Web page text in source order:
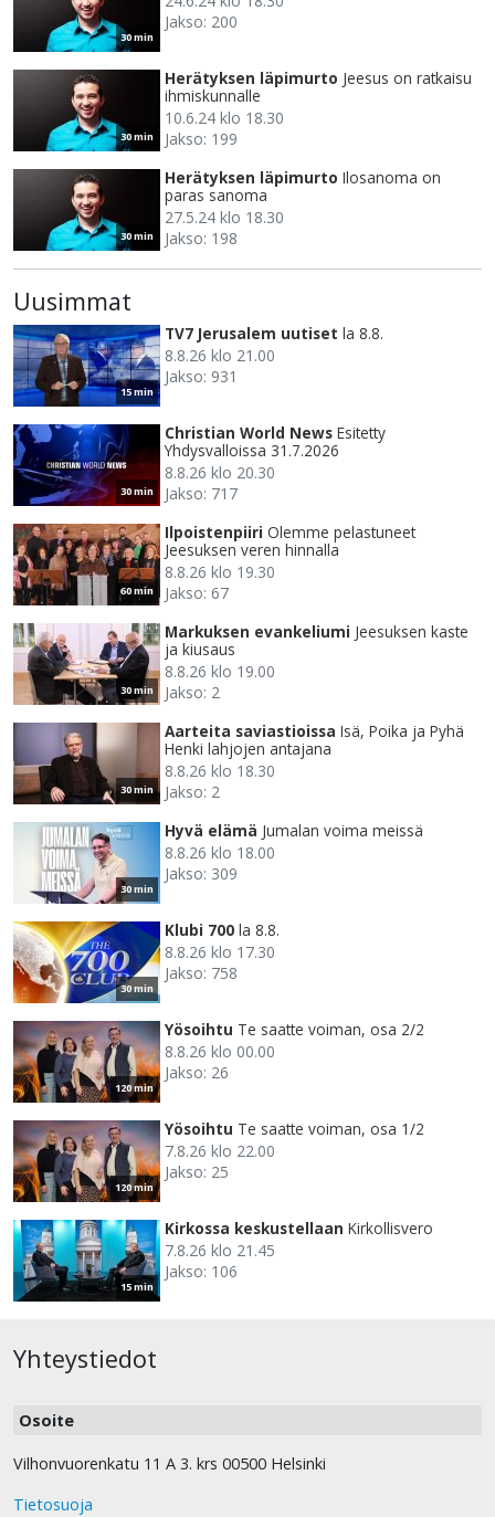
30 min
Jakso: 200
30 min
Herätyksen läpimurto Jeesus on ratkaisu
ihmiskunnalle
10.6.24 klo 18.30
Jakso: 199
30 min
Herätyksen läpimurto Ilosanoma on
paras sanoma
27.5.24 klo 18.30
Jakso: 198
Uusimmat
15 min
TV7 Jerusalem uutiset la 8.8.
8.8.26 klo 21.00
Jakso: 931
30 min
Christian World News Esitetty
Yhdysvalloissa 31.7.2026
8.8.26 klo 20.30
Jakso: 717
60 min
Ilpoistenpiiri Olemme pelastuneet
Jeesuksen veren hinnalla
8.8.26 klo 19.30
Jakso: 67
30 min
Markuksen evankeliumi Jeesuksen kaste
ja kiusaus
8.8.26 klo 19.00
Jakso: 2
30 min
Aarteita saviastioissa Isä, Poika ja Pyhä
Henki lahjojen antajana
8.8.26 klo 18.30
Jakso: 2
30 min
Hyvä elämä Jumalan voima meissä
8.8.26 klo 18.00
Jakso: 309
30 min
Klubi 700 la 8.8.
8.8.26 klo 17.30
Jakso: 758
120 min
Yösoihtu Te saatte voiman, osa 2/2
8.8.26 klo 00.00
Jakso: 26
120 min
Yösoihtu Te saatte voiman, osa 1/2
7.8.26 klo 22.00
Jakso: 25
15 min
Kirkossa keskustellaan Kirkollisvero
7.8.26 klo 21.45
Jakso: 106
Yhteystiedot
Osoite
Vilhonvuorenkatu 11 A 3. krs 00500 Helsinki
Tietosuoja